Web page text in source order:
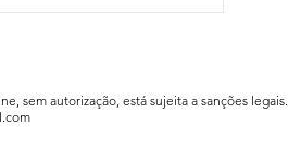
sem autorização, está sujeita a sanções legais.